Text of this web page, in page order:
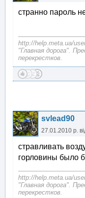
странно пароль
http://help.meta.ua/
"Главная дорога".
перекрестков.
svlead90
27.01.2010 р.
стравливать
горловины было
http://help.meta.ua/
"Главная дорога".
перекрестков.